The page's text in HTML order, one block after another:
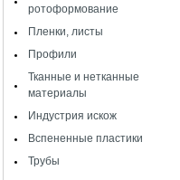
ротоформование
Пленки, листы
Профили
Тканные и нетканные
материалы
Индустрия искож
Вспененные пластики
Трубы